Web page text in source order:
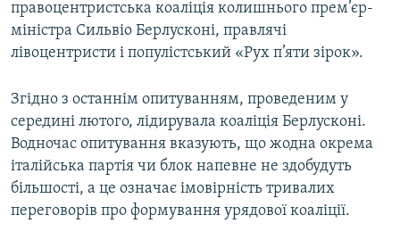
правоцентристська коаліція колишнього прем’єр-
міністра Сильвіо Берлусконі, правлячі
лівоцентристи і популістський «Рух п’яти зірок».
Згідно з останнім опитуванням, проведеним у
середині лютого, лідирувала коаліція Берлусконі.
Водночас опитування вказують, що жодна окрема
італійська партія чи блок напевне не здобудуть
більшості, а це означає імовірність тривалих
переговорів про формування урядової коаліції.